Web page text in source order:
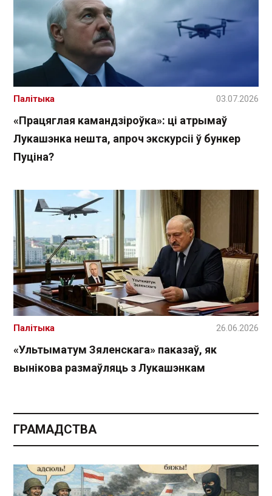
«Працяглая камандзіроўка»: ці атрымаў
Лукашэнка нешта, апроч экскурсіі ў бункер
Пуціна?
Палітыка 03.07.2026
«Ультыматум Зяленскага» паказаў, як
вынікова размаўляць з Лукашэнкам
Палітыка 26.06.2026
ГРАМАДСТВА